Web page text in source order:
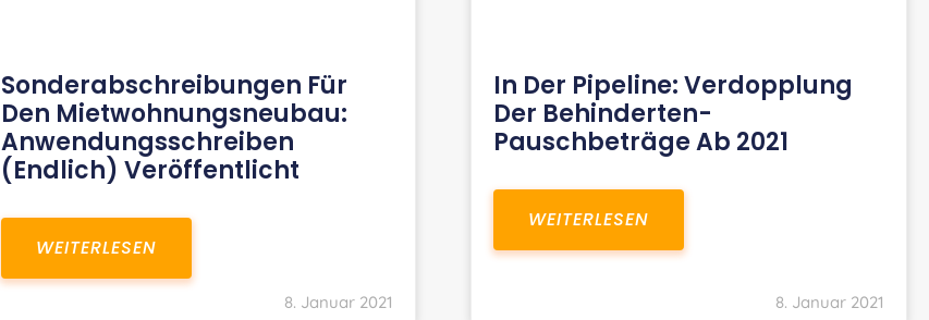
Sonderabschreibungen Für
Den Mietwohnungsneubau:
Anwendungsschreiben
(endlich) Veröffentlicht
WEITERLESEN
8. Januar 2021
In Der Pipeline: Verdopplung
Der Behinderten-
Pauschbeträge Ab 2021
WEITERLESEN
8. Januar 2021